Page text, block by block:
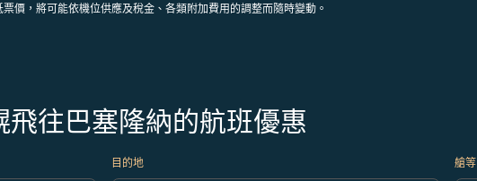
價，將可能依機位供應及稅金、各類附加費用的調整而隨時變動。
往巴塞隆納的航班優惠
目的地 艙等